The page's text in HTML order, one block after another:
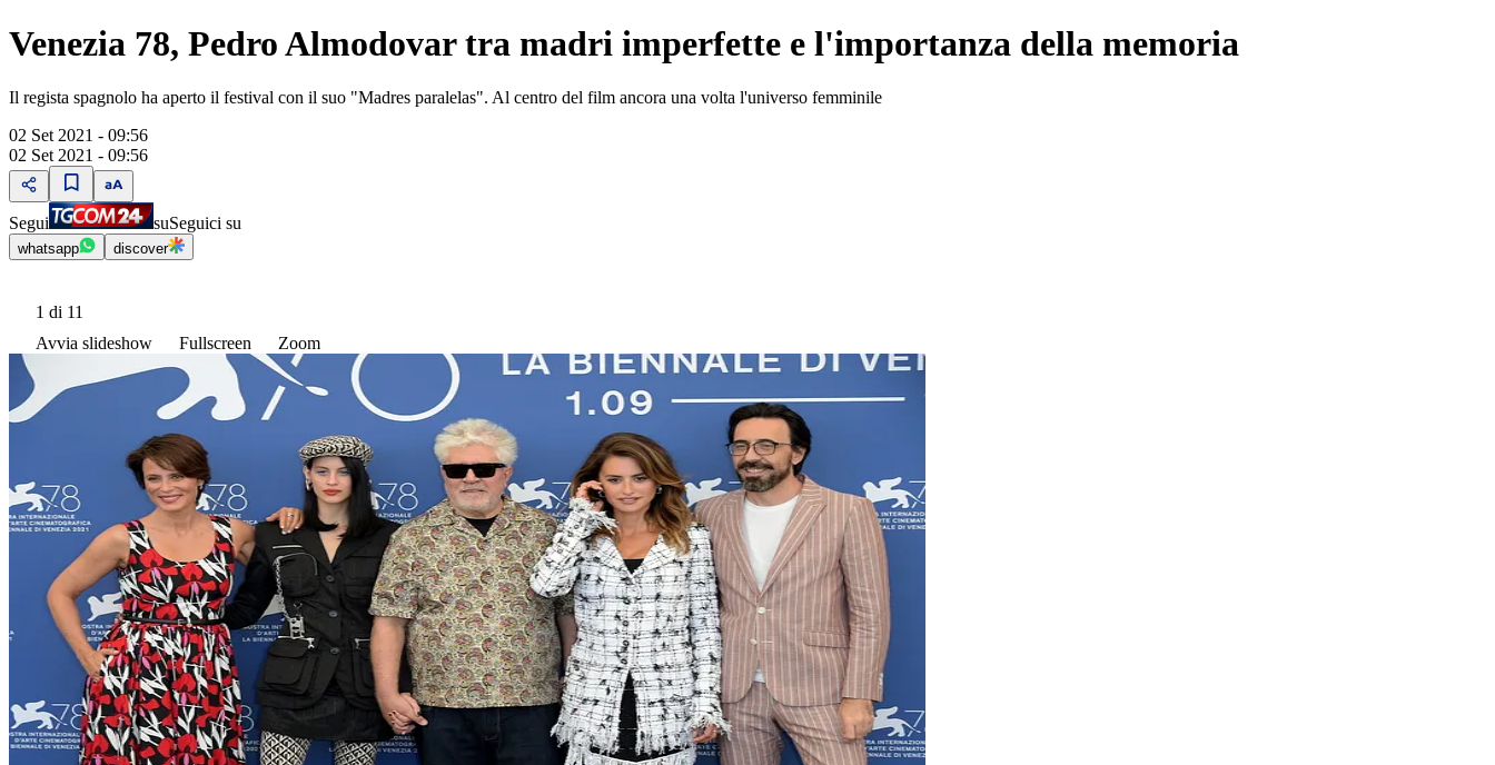
Venezia 78, Pedro Almodovar tra madri imperfette e l'importanza della memoria
Il regista spagnolo ha aperto il festival con il suo "Madres paralelas". Al centro del film ancora una volta l'universo femminile
02 Set 2021 - 09:56
02 Set 2021 - 09:56
Segui suSeguici su
whatsapp discover
1 di 11
Avvia slideshow
Fullscreen Zoom